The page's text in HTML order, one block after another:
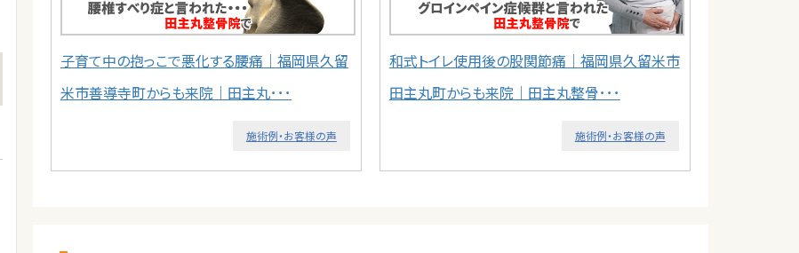
子育て中の抱っこで悪化する腰痛｜福岡県久留
米市善導寺町からも来院｜田主丸･･･
施術例・お客様の声
和式トイレ使用後の股関節痛｜福岡県久留米市
田主丸町からも来院｜田主丸整骨･･･
施術例・お客様の声